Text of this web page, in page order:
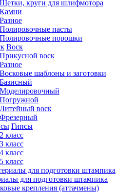
Щетки, круги для шлифмотора
Камни
Разное
Полировочные пасты
Полировочные порошки
Воск
Прикусной воск
Разное
Восковые шаблоны и заготовки
Базисный
Моделировочный
Погружной
Литейный воск
Фрезерный
Гипсы
2 класс
3 класс
4 класс
5 класс
для подготовки штампика